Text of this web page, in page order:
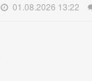
01.08.2026 13:22